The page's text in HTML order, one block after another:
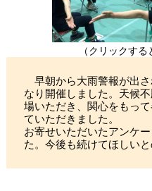
（クリックする
早朝から大雨警報が出
なり開催しました。天候
場いただき、関心をもっ
ていただきました。
お寄せいただいたアンケ
た。今後も続けてほしい